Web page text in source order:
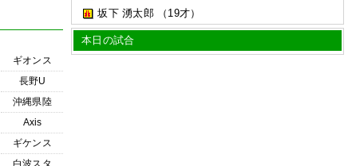
ギオンス
長野U
沖縄県陸
Axis
ギケンス
白波スタ
坂下 湧太郎
（19才）
本日の試合